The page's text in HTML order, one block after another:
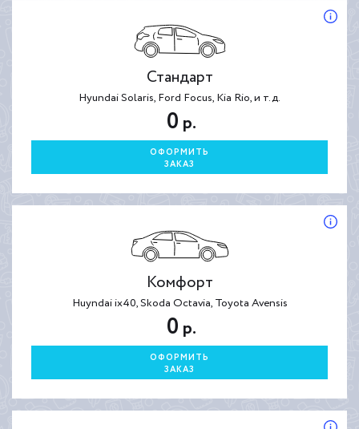
Стандарт
Hyundai Solaris, Ford Focus, Kia Rio, и т.д.
0 р.
ОФОРМИТЬ
ЗАКАЗ
Комфорт
Huyndai ix40, Skoda Octavia, Toyota Avensis
0 р.
ОФОРМИТЬ
ЗАКАЗ